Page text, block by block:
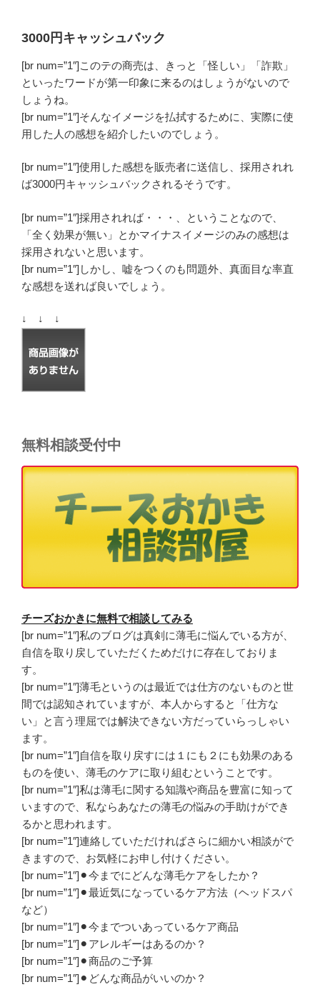
3000円キャッシュバック
[br num=”1″]このテの商売は、きっと「怪しい」「詐欺」
といったワードが第一印象に来るのはしょうがないので
しょうね。
[br num=”1″]そんなイメージを払拭するために、実際に使
用した人の感想を紹介したいのでしょう。
[br num=”1″]使用した感想を販売者に送信し、採用されれ
ば3000円キャッシュバック されるそうです。
[br num=”1″]採用されれば・・・、ということなので、
「全く効果が無い」とかマイナスイメージのみの感想は
採用されないと思います。
[br num=”1″]しかし、嘘をつくのも問題外、真面目な率直
な感想を送れば良いでしょう。
↓ ↓ ↓
無料相談受付中
チーズおかきに無料で相談してみる
[br num=”1″]私のブログは真剣に薄毛に悩んでいる方が、
自信を取り戻していただくためだけに存在しておりま
す。
[br num=”1″]薄毛というのは最近では仕方のないものと世
間では認知されていますが、本人からすると「仕方な
い」と言う理屈では解決できない方だっていらっしゃい
ます。
[br num=”1″]自信を取り戻すには１にも２にも効果のある
ものを使い、薄毛のケアに取り組むということです。
[br num=”1″]私は薄毛に関する知識や商品を豊富に知って
いますので、私ならあなたの薄毛の悩みの手助けができ
るかと思われます。
[br num=”1″]連絡していただければさらに細かい相談がで
きますので、お気軽にお申し付けください。
[br num=”1″]⚫︎今までにどんな薄毛ケアをしたか？
[br num=”1″]⚫︎最近気になっているケア方法（ヘッドスパ
など）
[br num=”1″]⚫︎今までついあっているケア商品
[br num=”1″]⚫︎アレルギーはあるのか？
[br num=”1″]⚫︎商品のご予算
[br num=”1″]⚫︎どんな商品がいいのか？